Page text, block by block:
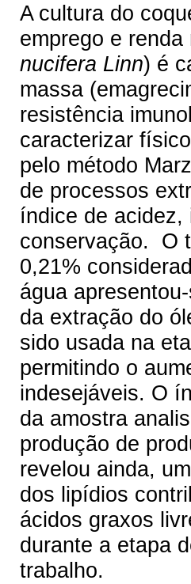
A cultura do
emprego e
nucifera Linn) é
massa
resistência
caracterizar
pelo método
de processos
índice de acidez,
conservação. O
0,21%
água
da extração do
sido usada na
permitindo o
indesejáveis. O
da amostra
produção de
revelou ainda,
dos lipídios
ácidos graxos
durante a etapa
trabalho.